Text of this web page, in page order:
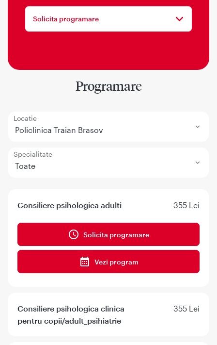
Solicita programare
Programare
Locatie
Policlinica Traian Brasov
Specialitate
Toate
Consiliere psihologica adulti 355 Lei
Solicita programare
Vezi program
Consiliere psihologica clinica
pentru copii/adult_psihiatrie
355 Lei